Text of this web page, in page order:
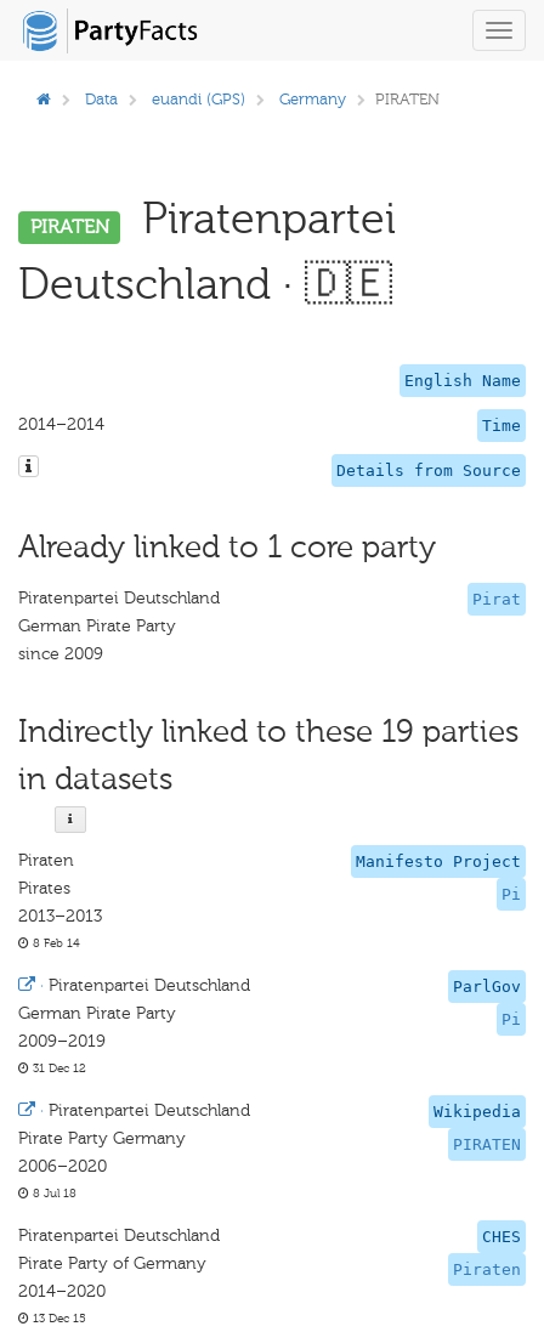
Data euandi (GPS) Germany PIRATEN
PIRATEN
Piratenpartei
Deutschland · 🇩🇪
English Name
Time
2014–2014
Details from Source
Already linked to 1 core party
Pirat
Piratenpartei Deutschland
German Pirate Party
since 2009
Indirectly linked to these 19 parties
in datasets
Manifesto Project
Pi
Piraten
Pirates
2013–2013
8 Feb 14
ParlGov
Pi
· Piratenpartei Deutschland
German Pirate Party
2009–2019
31 Dec 12
Wikipedia
PIRATEN
· Piratenpartei Deutschland
Pirate Party Germany
2006–2020
8 Jul 18
CHES
Piraten
Piratenpartei Deutschland
Pirate Party of Germany
2014–2020
13 Dec 15